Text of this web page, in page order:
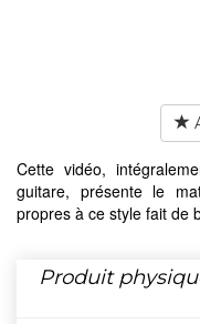
Cette vidéo,
guitare, présente le
propres à ce style fait de
Produit